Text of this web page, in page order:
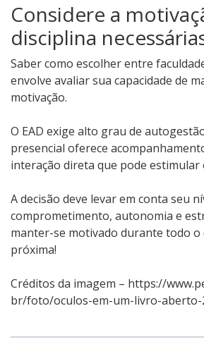
Considere a
disciplina
Saber como escolher entre
envolve avaliar sua capacidade de
motivação.
O EAD exige alto grau de
presencial oferece
interação direta que pode estimular
A decisão deve levar em conta seu
comprometimento, autonomia e
manter-se motivado durante todo o
próxima!
Créditos da imagem – https://
br/foto/oculos-em-um-livro-aberto-